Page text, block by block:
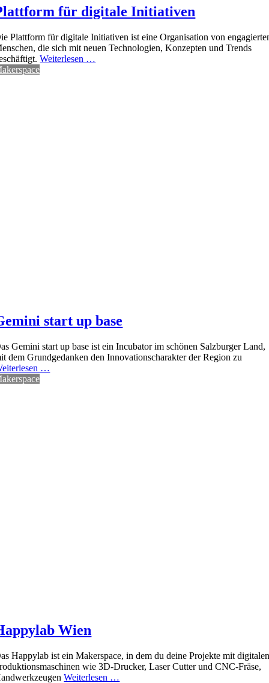
für digitale Initiativen
Plattform für digitale Initiativen ist eine Organisation von
die sich mit neuen Technologien, Konzepten und Trends
Weiterlesen …
start up base
Gemini start up base ist ein Incubator im schönen Salzburger Land,
dem Grundgedanken den Innovationscharakter der Region zu
…
Wien
Happylab ist ein Makerspace, in dem du deine Projekte mit
wie 3D-Drucker, Laser Cutter und CNC-Fräse,
Weiterlesen …